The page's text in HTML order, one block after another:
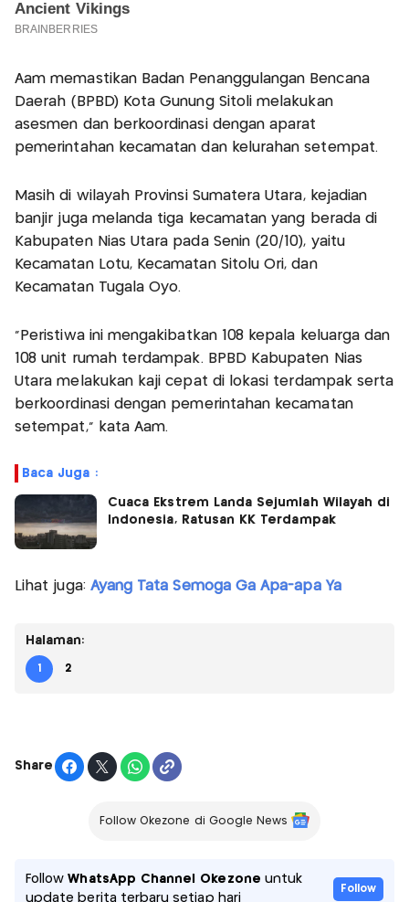
Aam memastikan Badan Penanggulangan Bencana
Daerah (BPBD) Kota Gunung Sitoli melakukan
asesmen dan berkoordinasi dengan aparat
pemerintahan kecamatan dan kelurahan setempat.
Masih di wilayah Provinsi Sumatera Utara, kejadian
banjir juga melanda tiga kecamatan yang berada di
Kabupaten Nias Utara pada Senin (20/10), yaitu
Kecamatan Lotu, Kecamatan Sitolu Ori, dan
Kecamatan Tugala Oyo.
“Peristiwa ini mengakibatkan 108 kepala keluarga dan
108 unit rumah terdampak. BPBD Kabupaten Nias
Utara melakukan kaji cepat di lokasi terdampak serta
berkoordinasi dengan pemerintahan kecamatan
setempat,” kata Aam.
Baca Juga :
Cuaca Ekstrem Landa Sejumlah Wilayah di
Indonesia, Ratusan KK Terdampak
Lihat juga: Ayang Tata Semoga Ga Apa-apa Ya
Halaman:
1 2
Share
Follow Okezone di Google News
FollowWhatsApp Channel Okezone untuk
update berita terbaru setiap hari
Follow